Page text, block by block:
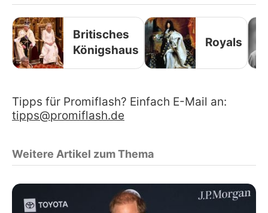
Britisches
Königshaus
Royals
Tipps für Promiflash? Einfach E-Mail an:
tipps@promiflash.de
Weitere Artikel zum Thema